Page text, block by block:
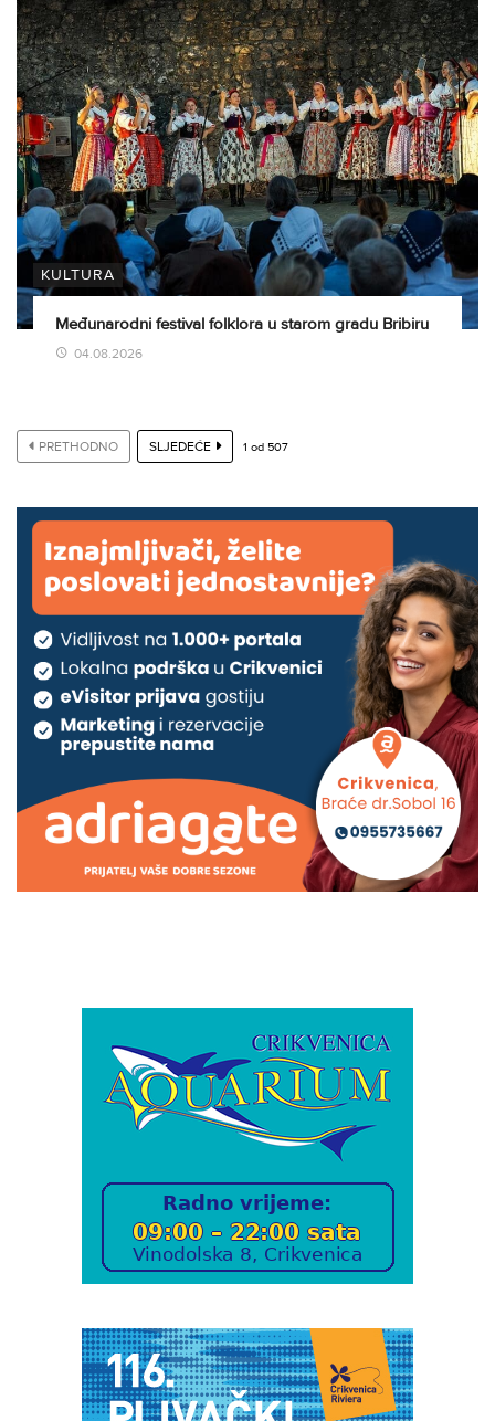
KULTURA
Međunarodni festival folklora u starom gradu Bribiru
04.08.2026
PRETHODNO SLJEDEĆE 1 od 507